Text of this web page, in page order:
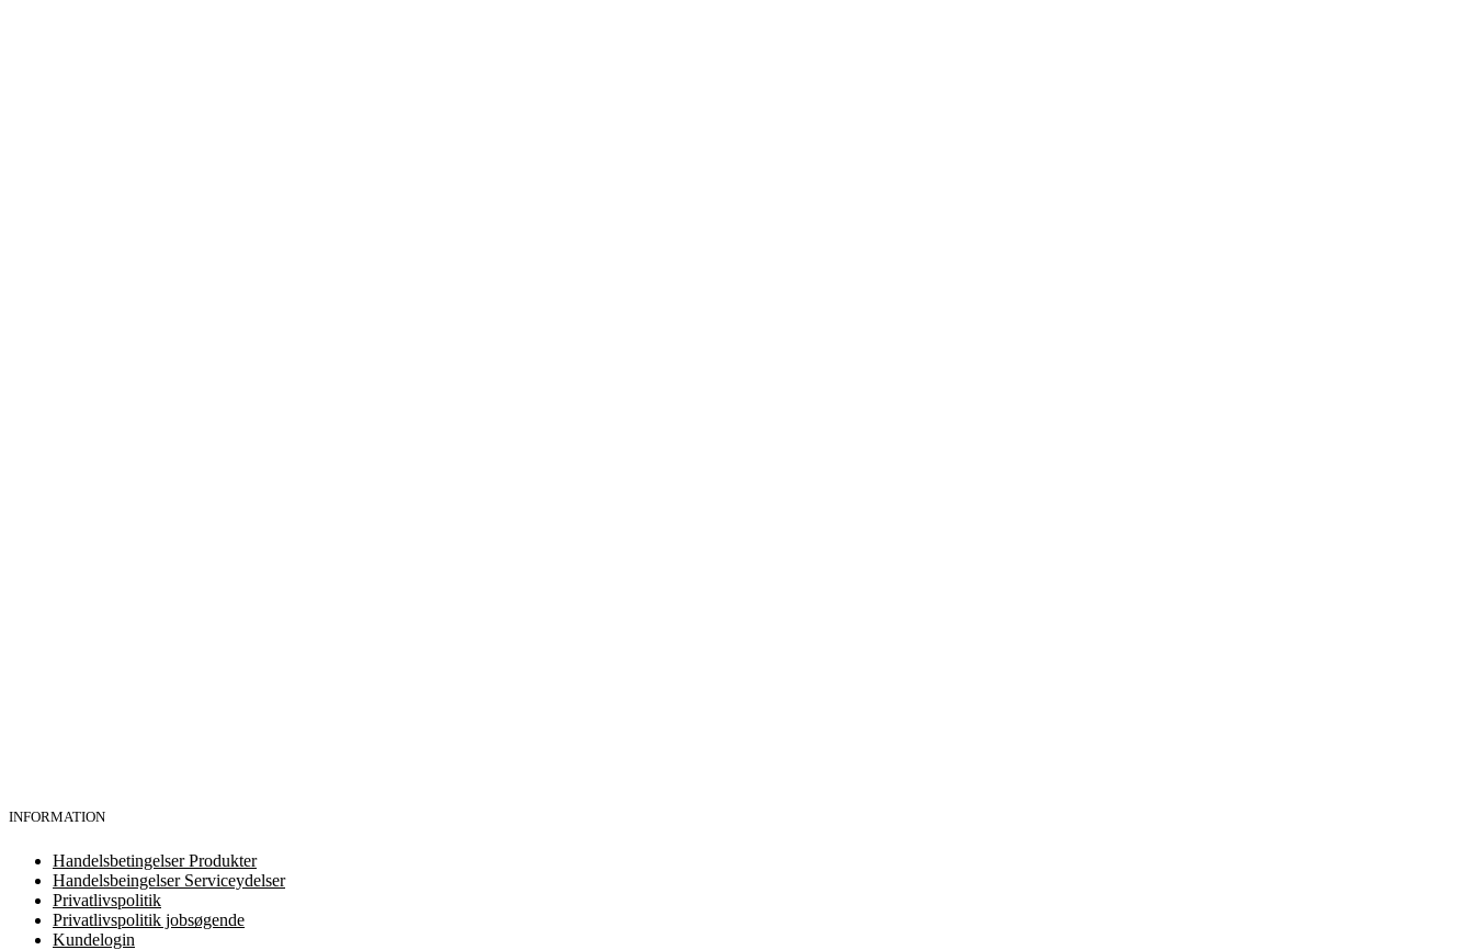
INFORMATION
Handelsbetingelser Produkter
Handelsbeingelser Serviceydelser
Privatlivspolitik
Privatlivspolitik jobsøgende
Kundelogin